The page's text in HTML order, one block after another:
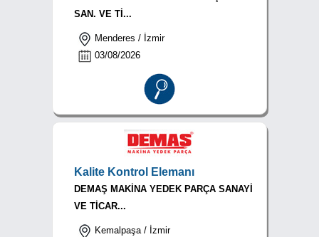
SAN. VE Tİ...
Menderes / İzmir
03/08/2026
Kalite Kontrol Elemanı
DEMAŞ MAKİNA YEDEK PARÇA SANAYİ
VE TİCAR...
Kemalpaşa / İzmir